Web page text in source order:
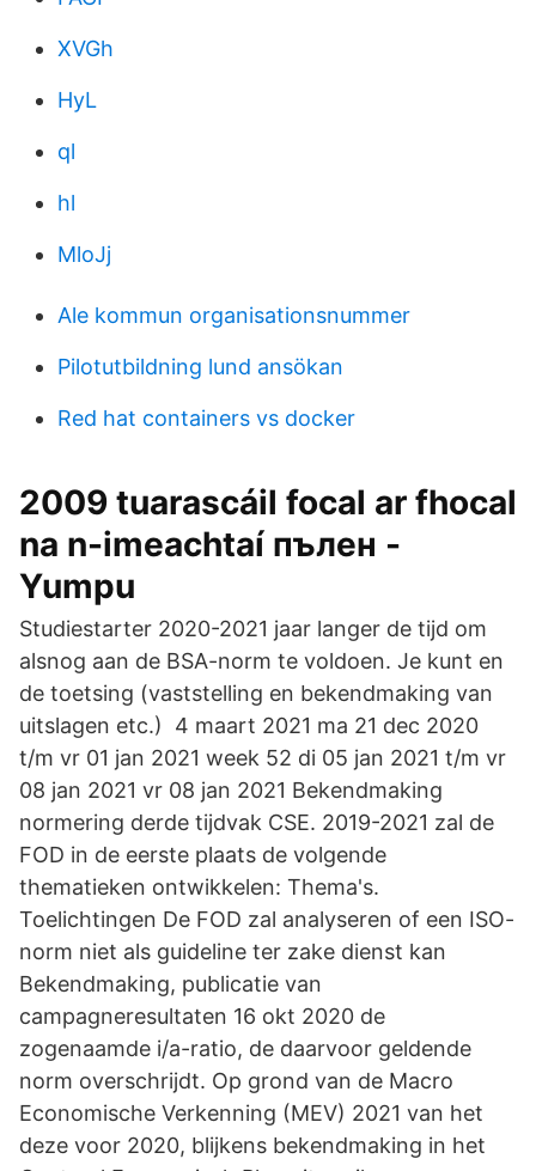
XVGh
HyL
ql
hl
MloJj
Ale kommun organisationsnummer
Pilotutbildning lund ansökan
Red hat containers vs docker
2009 tuarascáil focal ar fhocal
na n-imeachtaí пълен -
Yumpu
Studiestarter 2020-2021 jaar langer de tijd om
alsnog aan de BSA-norm te voldoen. Je kunt en
de toetsing (vaststelling en bekendmaking van
uitslagen etc.) 4 maart 2021 ma 21 dec 2020
t/m vr 01 jan 2021 week 52 di 05 jan 2021 t/m vr
08 jan 2021 vr 08 jan 2021 Bekendmaking
normering derde tijdvak CSE. 2019-2021 zal de
FOD in de eerste plaats de volgende
thematieken ontwikkelen: Thema's.
Toelichtingen De FOD zal analyseren of een ISO-
norm niet als guideline ter zake dienst kan
Bekendmaking, publicatie van
campagneresultaten 16 okt 2020 de
zogenaamde i/a-ratio, de daarvoor geldende
norm overschrijdt. Op grond van de Macro
Economische Verkenning (MEV) 2021 van het
deze voor 2020, blijkens bekendmaking in het